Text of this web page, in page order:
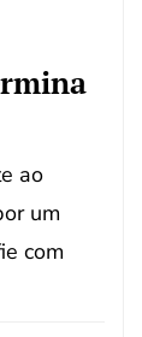
ao
um
com